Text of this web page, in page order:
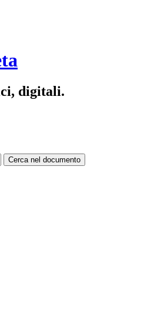
digitali.
Cerca nel documento